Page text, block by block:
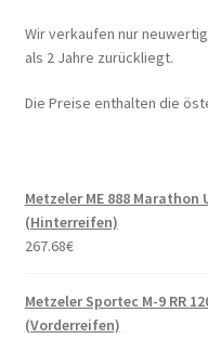
Wir verkaufen nur
als 2 Jahre zurückliegt.
Die Preise enthalten die
Metzeler ME 888 Marathon
(Hinterreifen)
267.68€
Metzeler Sportec M-9 RR
(Vorderreifen)